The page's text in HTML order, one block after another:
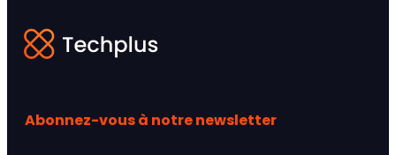
Abonnez-vous à notre newsletter